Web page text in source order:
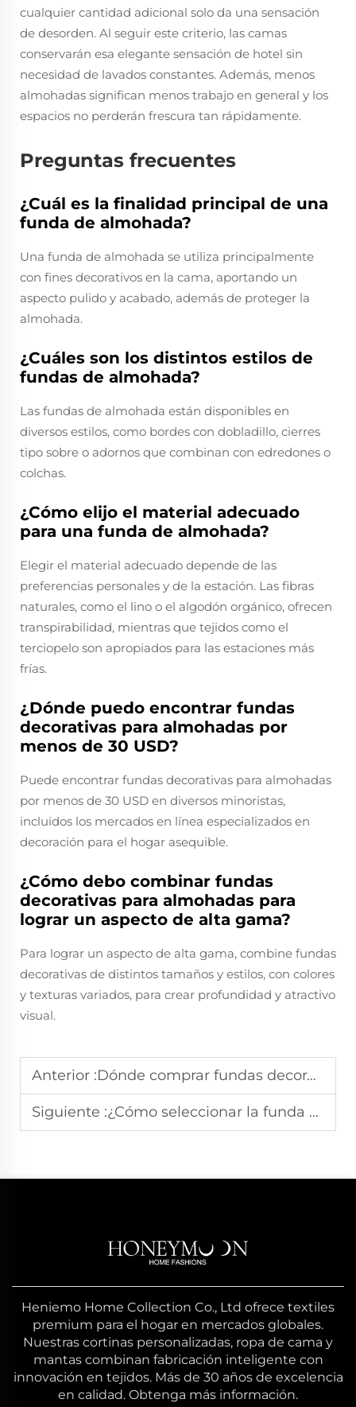
cualquier cantidad adicional solo da una sensación
de desorden. Al seguir este criterio, las camas
conservarán esa elegante sensación de hotel sin
necesidad de lavados constantes. Además, menos
almohadas significan menos trabajo en general y los
espacios no perderán frescura tan rápidamente.
Preguntas frecuentes
¿Cuál es la finalidad principal de una
funda de almohada?
Una funda de almohada se utiliza principalmente
con fines decorativos en la cama, aportando un
aspecto pulido y acabado, además de proteger la
almohada.
¿Cuáles son los distintos estilos de
fundas de almohada?
Las fundas de almohada están disponibles en
diversos estilos, como bordes con dobladillo, cierres
tipo sobre o adornos que combinan con edredones o
colchas.
¿Cómo elijo el material adecuado
para una funda de almohada?
Elegir el material adecuado depende de las
preferencias personales y de la estación. Las fibras
naturales, como el lino o el algodón orgánico, ofrecen
transpirabilidad, mientras que tejidos como el
terciopelo son apropiados para las estaciones más
frías.
¿Dónde puedo encontrar fundas
decorativas para almohadas por
menos de 30 USD?
Puede encontrar fundas decorativas para almohadas
por menos de 30 USD en diversos minoristas,
incluidos los mercados en línea especializados en
decoración para el hogar asequible.
¿Cómo debo combinar fundas
decorativas para almohadas para
lograr un aspecto de alta gama?
Para lograr un aspecto de alta gama, combine fundas
decorativas de distintos tamaños y estilos, con colores
y texturas variados, para crear profundidad y atractivo
visual.
Anterior :Dónde comprar fundas decorativas para almohadas asequibles y elegantes
Siguiente :¿Cómo seleccionar la funda decorativa adecuada para su almohada?
Heniemo Home Collection Co., Ltd ofrece textiles
premium para el hogar en mercados globales.
Nuestras cortinas personalizadas, ropa de cama y
mantas combinan fabricación inteligente con
innovación en tejidos. Más de 30 años de excelencia
en calidad. Obtenga más información.